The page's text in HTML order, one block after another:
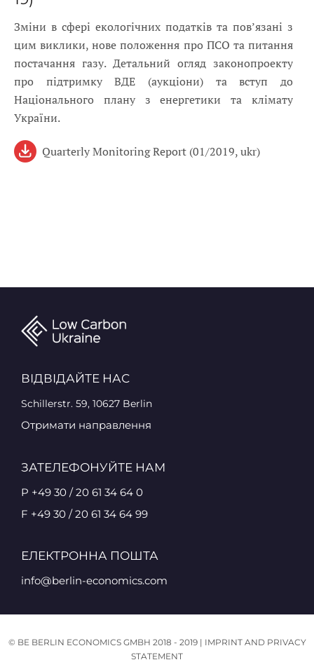
Зміни в сфері екологічних податків та пов’язані з
цим виклики, нове положення про ПСО та питання
постачання газу. Детальний огляд законопроекту
про підтримку ВДЕ (аукціони) та вступ до
Національного плану з енергетики та клімату
України.
Quarterly Monitoring Report (01/2019, ukr)
ВІДВІДАЙТЕ НАС
Schillerstr. 59, 10627 Berlin
Отримати направлення
ЗАТЕЛЕФОНУЙТЕ НАМ
P +49 30 / 20 61 34 64 0
F +49 30 / 20 61 34 64 99
ЕЛЕКТРОННА ПОШТА
info@berlin-economics.com
© BE BERLIN ECONOMICS GMBH 2018 - 2019 | IMPRINT AND PRIVACY
STATEMENT